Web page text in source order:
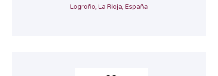
Logroño, La Rioja, España